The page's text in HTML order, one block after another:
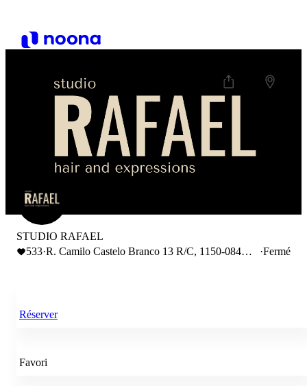
STUDIO RAFAEL
533·R. Camilo Castelo Branco 13 R/C, 1150-084
·Fermé
Réserver
Favori